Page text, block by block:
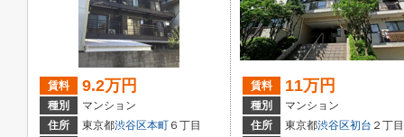
賃料 9.2万円
種別
マンション
住所
東京都渋谷区本町 ６丁目
賃料 11万円
種別
マンション
住所
東京都渋谷区初台 ２丁目